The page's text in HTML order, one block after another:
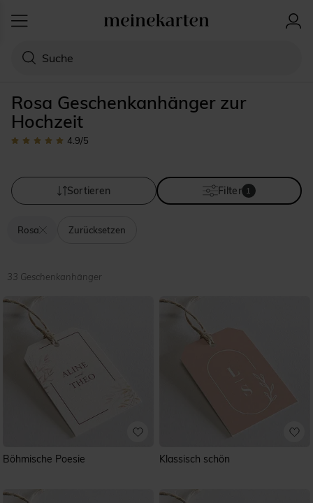
Rosa Geschenkanhänger zur
Hochzeit
4.9/5
Sortieren Filter 1
Rosa Zurücksetzen
33 Geschenkanhänger
Böhmische Poesie Klassisch schön